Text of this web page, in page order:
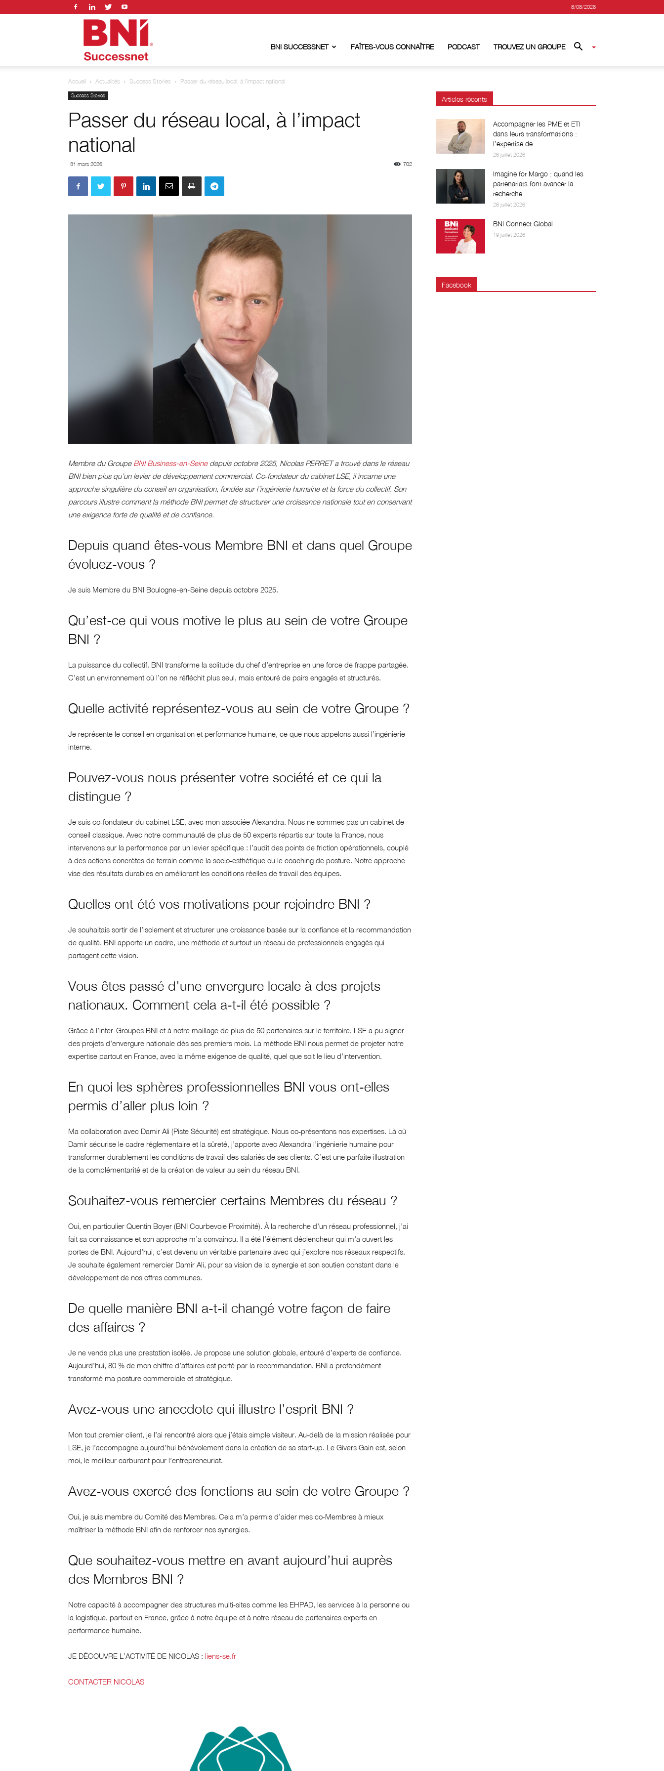
8/08/2026
BNI SUCCESSNET FAÎTES-VOUS CONNAÎTRE PODCAST TROUVEZ UN GROUPE
Accueil Actualités Success Stories Passer du réseau local, à l’impact national
Success Stories
Passer du réseau local, à l’impact
national
31 mars 2026 702
Membre du Groupe BNI Business-en-Seinedepuis octobre 2025, Nicolas PERRET a trouvé dans le réseau
BNI bien plus qu’un levier de développement commercial. Co‑fondateur du cabinet LSE, il incarne une
approche singulière du conseil en organisation, fondée sur l’ingénierie humaine et la force du collectif. Son
parcours illustre comment la méthode BNI permet de structurer une croissance nationale tout en conservant
une exigence forte de qualité et de confiance.
Depuis quand êtes-vous Membre BNI et dans quel Groupe
évoluez-vous ?
Je suis Membre du BNI Boulogne-en-Seine depuis octobre 2025.
Qu’est-ce qui vous motive le plus au sein de votre Groupe
BNI ?
La puissance du collectif. BNI transforme la solitude du chef d’entreprise en une force de frappe partagée.
C’est un environnement où l’on ne réfléchit plus seul, mais entouré de pairs engagés et structurés.
Quelle activité représentez-vous au sein de votre Groupe ?
Je représente le conseil en organisation et performance humaine, ce que nous appelons aussi l’ingénierie
interne.
Pouvez-vous nous présenter votre société et ce qui la
distingue ?
Je suis co‑fondateur du cabinet LSE, avec mon associée Alexandra. Nous ne sommes pas un cabinet de
conseil classique. Avec notre communauté de plus de 50 experts répartis sur toute la France, nous
intervenons sur la performance par un levier spécifique : l’audit des points de friction opérationnels, couplé
à des actions concrètes de terrain comme la socio‑esthétique ou le coaching de posture. Notre approche
vise des résultats durables en améliorant les conditions réelles de travail des équipes.
Quelles ont été vos motivations pour rejoindre BNI ?
Je souhaitais sortir de l’isolement et structurer une croissance basée sur la confiance et la recommandation
de qualité. BNI apporte un cadre, une méthode et surtout un réseau de professionnels engagés qui
partagent cette vision.
Vous êtes passé d’une envergure locale à des projets
nationaux. Comment cela a-t-il été possible ?
Grâce à l’inter-Groupes BNI et à notre maillage de plus de 50 partenaires sur le territoire, LSE a pu signer
des projets d’envergure nationale dès ses premiers mois. La méthode BNI nous permet de projeter notre
expertise partout en France, avec la même exigence de qualité, quel que soit le lieu d’intervention.
En quoi les sphères professionnelles BNI vous ont-elles
permis d’aller plus loin ?
Ma collaboration avec Damir Ali (Piste Sécurité) est stratégique. Nous co‑présentons nos expertises. Là où
Damir sécurise le cadre réglementaire et la sûreté, j’apporte avec Alexandra l’ingénierie humaine pour
transformer durablement les conditions de travail des salariés de ses clients. C’est une parfaite illustration
de la complémentarité et de la création de valeur au sein du réseau BNI.
Souhaitez-vous remercier certains Membres du réseau ?
Oui, en particulier Quentin Boyer (BNI Courbevoie Proximité). À la recherche d’un réseau professionnel, j’ai
fait sa connaissance et son approche m’a convaincu. Il a été l’élément déclencheur qui m’a ouvert les
portes de BNI. Aujourd’hui, c’est devenu un véritable partenaire avec qui j’explore nos réseaux respectifs.
Je souhaite également remercier Damir Ali, pour sa vision de la synergie et son soutien constant dans le
développement de nos offres communes.
De quelle manière BNI a-t-il changé votre façon de faire
des affaires ?
Je ne vends plus une prestation isolée. Je propose une solution globale, entouré d’experts de confiance.
Aujourd’hui, 80 % de mon chiffre d’affaires est porté par la recommandation. BNI a profondément
transformé ma posture commerciale et stratégique.
Avez-vous une anecdote qui illustre l’esprit BNI ?
Mon tout premier client, je l’ai rencontré alors que j’étais simple visiteur. Au‑delà de la mission réalisée pour
LSE, je l’accompagne aujourd’hui bénévolement dans la création de sa start‑up. Le Givers Gain est, selon
moi, le meilleur carburant pour l’entrepreneuriat.
Avez-vous exercé des fonctions au sein de votre Groupe ?
Oui, je suis membre du Comité des Membres. Cela m’a permis d’aider mes co‑Membres à mieux
maîtriser la méthode BNI afin de renforcer nos synergies.
Que souhaitez-vous mettre en avant aujourd’hui auprès
des Membres BNI ?
Notre capacité à accompagner des structures multi‑sites comme les EHPAD, les services à la personne ou
la logistique, partout en France, grâce à notre équipe et à notre réseau de partenaires experts en
performance humaine.
JE DÉCOUVRE L’ACTIVITÉ DE NICOLAS : liens-se.fr
CONTACTER NICOLAS
Articles récents
Accompagner les PME et ETI
dans leurs transformations :
l’expertise de...
26 juillet 2026
Imagine for Margo : quand les
partenariats font avancer la
recherche
26 juillet 2026
BNI Connect Global
19 juillet 2026
Facebook